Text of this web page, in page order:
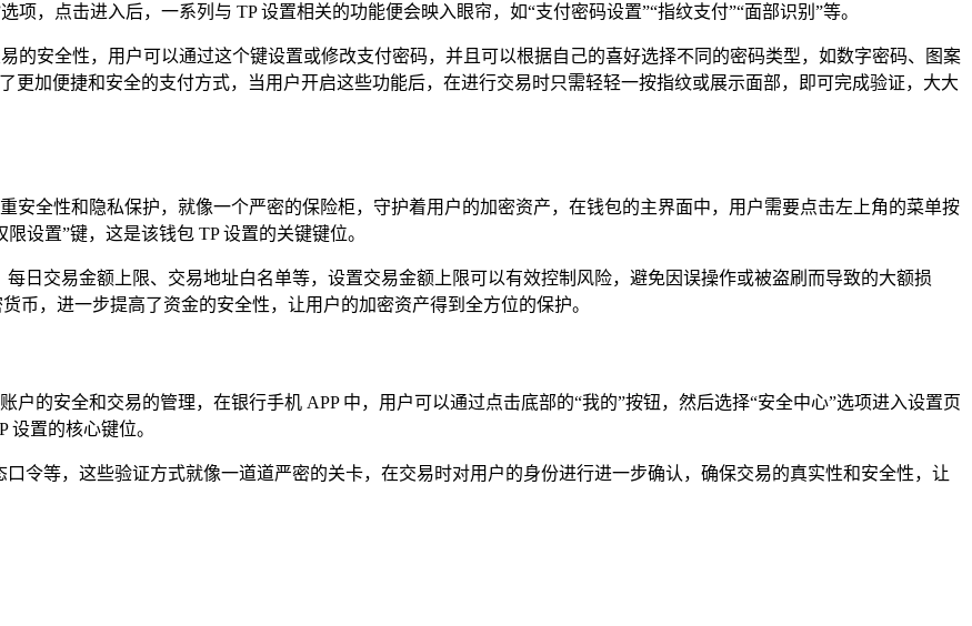
，点击进入后，一系列与 TP 设置相关的功能便会映入眼帘，如“支付密码设置”“指纹支付”“面部识别”等。
的安全性，用户可以通过这个键设置或修改支付密码，并且可以根据自己的喜好选择不同的密码类型，如数字密码、图案
更加便捷和安全的支付方式，当用户开启这些功能后，在进行交易时只需轻轻一按指纹或展示面部，即可完成验证，大大
安全性和隐私保护，就像一个严密的保险柜，守护着用户的加密资产，在钱包的主界面中，用户需要点击左上角的菜单按
设置”键，这是该钱包 TP 设置的关键键位。
日交易金额上限、交易地址白名单等，设置交易金额上限可以有效控制风险，避免因误操作或被盗刷而导致的大额损
币，进一步提高了资金的安全性，让用户的加密资产得到全方位的保护。
户的安全和交易的管理，在银行手机 APP 中，用户可以通过点击底部的“我的”按钮，然后选择“安全中心”选项进入设置页
设置的核心键位。
令等，这些验证方式就像一道道严密的关卡，在交易时对用户的身份进行进一步确认，确保交易的真实性和安全性，让